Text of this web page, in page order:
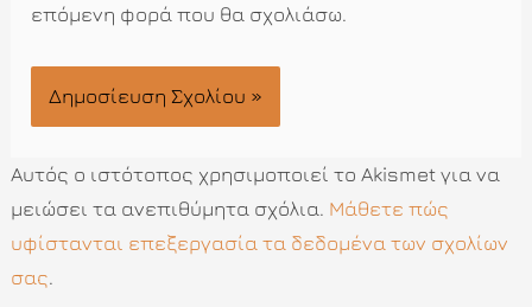
επόμενη φορά που θα σχολιάσω.
Αυτός ο ιστότοπος χρησιμοποιεί το Akismet για να
μειώσει τα ανεπιθύμητα σχόλια. Μάθετε πώς
υφίστανται επεξεργασία τα δεδομένα των σχολίων
σας.